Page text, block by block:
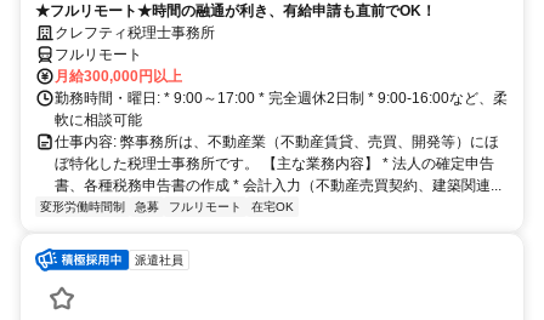
決算説明も
★フルリモート★時間の融通が利き、有給申請も直前でOK！
クレフティ税理士事務所
フルリモート
月給300,000円以上
勤務時間・曜日: * 9:00～17:00 * 完全週休2日制 * 9:00-16:00など、柔
軟に相談可能
仕事内容: 弊事務所は、不動産業（不動産賃貸、売買、開発等）にほ
ぼ特化した税理士事務所です。 【主な業務内容】 * 法人の確定申告
書、各種税務申告書の作成 * 会計入力（不動産売買契約、建築関連...
変形労働時間制 急募 フルリモート 在宅OK
派遣社員